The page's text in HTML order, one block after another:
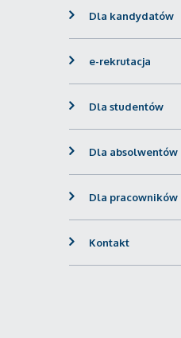
Dla kandydatów
e-rekrutacja
Dla studentów
Dla absolwentów
Dla pracowników
Kontakt